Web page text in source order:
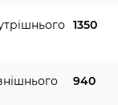
1350
940